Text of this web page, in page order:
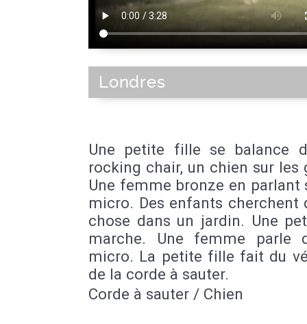
Londres
Une petite fille se balance
rocking chair, un chien sur les
Une femme bronze en parlant
micro. Des enfants cherchent
chose dans un jardin. Une
marche. Une femme parle
micro. La petite fille fait du
de la corde à sauter.
Corde à sauter / Chien